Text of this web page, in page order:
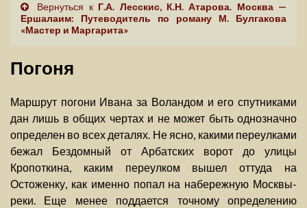
Вернуться к Г.А. Лесскис, К.Н. Атарова. Москва —
Ершалаим: Путеводитель по роману М. Булгакова
«Мастер и Маргарита»
Погоня
Маршрут погони Ивана за Воландом и его спутниками
дан лишь в общих чертах и не может быть однозначно
определен во всех деталях. Не ясно, какими переулками
бежал Бездомный от Арбатских ворот до улицы
Кропоткина, каким переулком вышел оттуда на
Остоженку, как именно попал на набережную Москвы-
реки. Еще менее поддается точному определению